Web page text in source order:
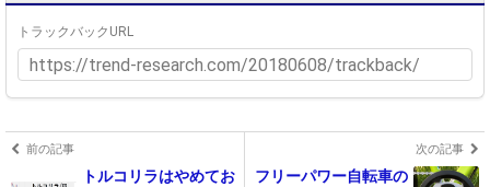
トラックバックURL
前の記事
トルコリラはやめてお
次の記事
フリーパワー自転車の